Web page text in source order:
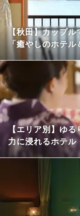
【秋田】カップ
「癒やしのホテ
【エリア別】ゆ
力に浸れるホテル